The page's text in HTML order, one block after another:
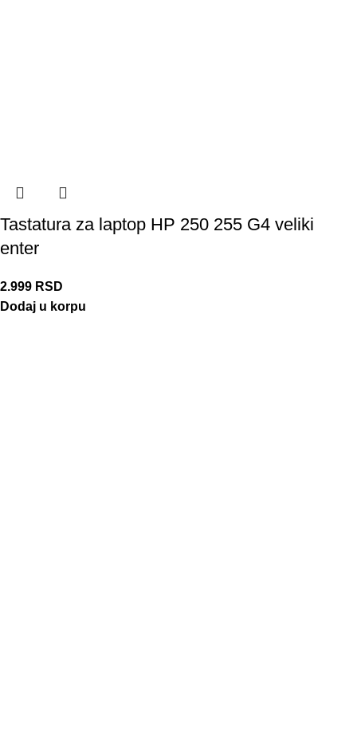
Tastatura za laptop HP 250 255 G4 veliki
enter
2.999 RSD
Dodaj u korpu